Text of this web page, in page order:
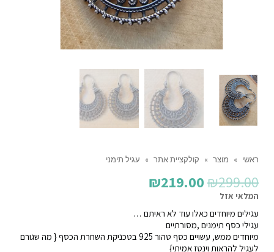
ראשי » מוצר » קולקציית אתר » עגיל תימני
₪299.00
המחיר
היה:
₪299.00.
₪219.00
הוא:
₪219.00.
המלאי אזל
עגילים מיוחדים כאלו עוד לא ראיתם …
עגילי כסף תימנים ,מסורתיים
מיוחדים ממש, עשויים כסף טהור 925 בטכניקת השחרת הכסף { מה שגורם
לעגיל להראות וינטז אמיתי}